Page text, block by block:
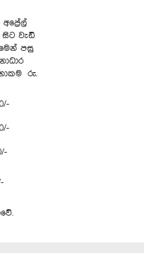
අප්‍රේල්
වැඩි
පසු
රු.